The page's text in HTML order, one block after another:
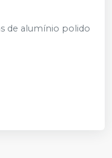
de alumínio polido